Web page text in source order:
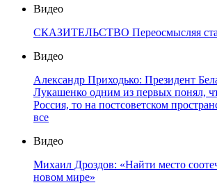
Видео
СКАЗИТЕЛЬСТВО Переосмысляя
Видео
Александр Приходько: Президент
Лукашенко одним из первых понял,
Россия, то на постсоветском
все
Видео
Михаил Дроздов: «Найти место
новом мире»